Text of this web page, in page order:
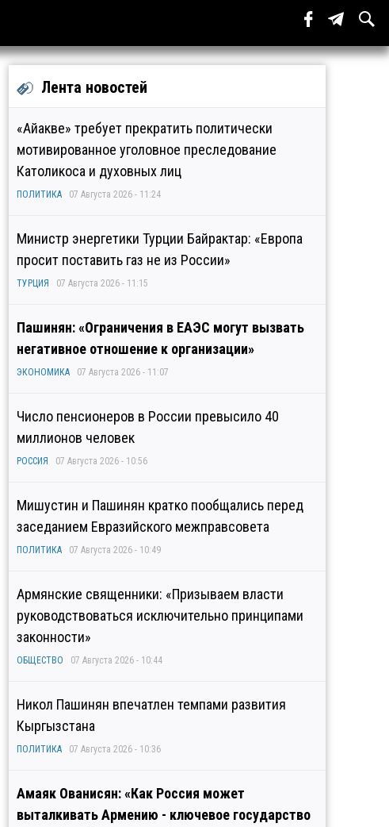
Лента новостей
«Айакве» требует прекратить политически
мотивированное уголовное преследование
Католикоса и духовных лиц
ПОЛИТИКА 07 Августа 2026 - 11:24
Министр энергетики Турции Байрактар: «Европа
просит поставить газ не из России»
ТУРЦИЯ 07 Августа 2026 - 11:15
Пашинян: «Ограничения в ЕАЭС могут вызвать
негативное отношение к организации»
ЭКОНОМИКА 07 Августа 2026 - 11:07
Число пенсионеров в России превысило 40
миллионов человек
РОССИЯ 07 Августа 2026 - 10:56
Мишустин и Пашинян кратко пообщались перед
заседанием Евразийского межправсовета
ПОЛИТИКА 07 Августа 2026 - 10:49
Армянские священники: «Призываем власти
руководствоваться исключительно принципами
законности»
ОБЩЕСТВО 07 Августа 2026 - 10:44
Никол Пашинян впечатлен темпами развития
Кыргызстана
ПОЛИТИКА 07 Августа 2026 - 10:36
Амаяк Ованисян: «Как Россия может
выталкивать Армению - ключевое государство